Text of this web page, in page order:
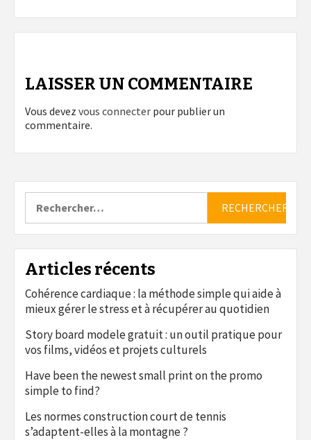
LAISSER UN COMMENTAIRE
Vous devez vous connecter pour publier un
commentaire.
Articles récents
Cohérence cardiaque : la méthode simple qui aide à
mieux gérer le stress et à récupérer au quotidien
Story board modele gratuit : un outil pratique pour
vos films, vidéos et projets culturels
Have been the newest small print on the promo
simple to find?
Les normes construction court de tennis
s’adaptent-elles à la montagne ?